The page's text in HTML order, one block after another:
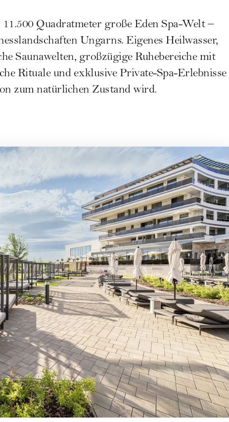
Quadratmeter große Eden Spa-Welt –
Ungarns. Eigenes Heilwasser,
Saunawelten, großzügige Ruhebereiche mit
Rituale und exklusive Private-Spa-Erlebnisse
zum natürlichen Zustand wird.